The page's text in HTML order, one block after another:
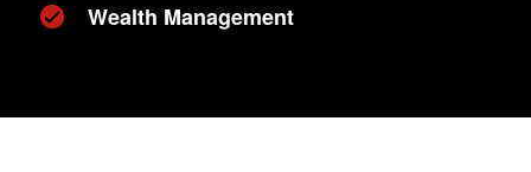
Wealth Management